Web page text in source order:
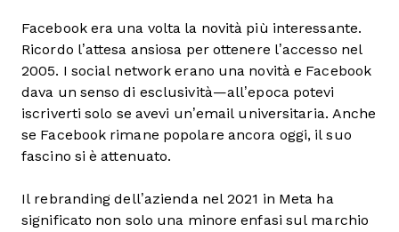
Facebook era una volta la novità più interessante.
Ricordo l’attesa ansiosa per ottenere l’accesso nel
2005. I social network erano una novità e Facebook
dava un senso di esclusività—all’epoca potevi
iscriverti solo se avevi un’email universitaria. Anche
se Facebook rimane popolare ancora oggi, il suo
fascino si è attenuato.
Il rebranding dell’azienda nel 2021 in Meta ha
significato non solo una minore enfasi sul marchio